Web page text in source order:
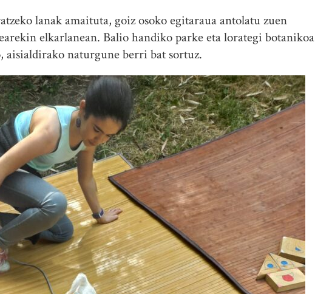
lanak amaituta, goiz osoko egitaraua antolatu zuen
elkarlanean. Balio handiko parke eta lorategi botanikoa
naturgune berri bat sortuz.